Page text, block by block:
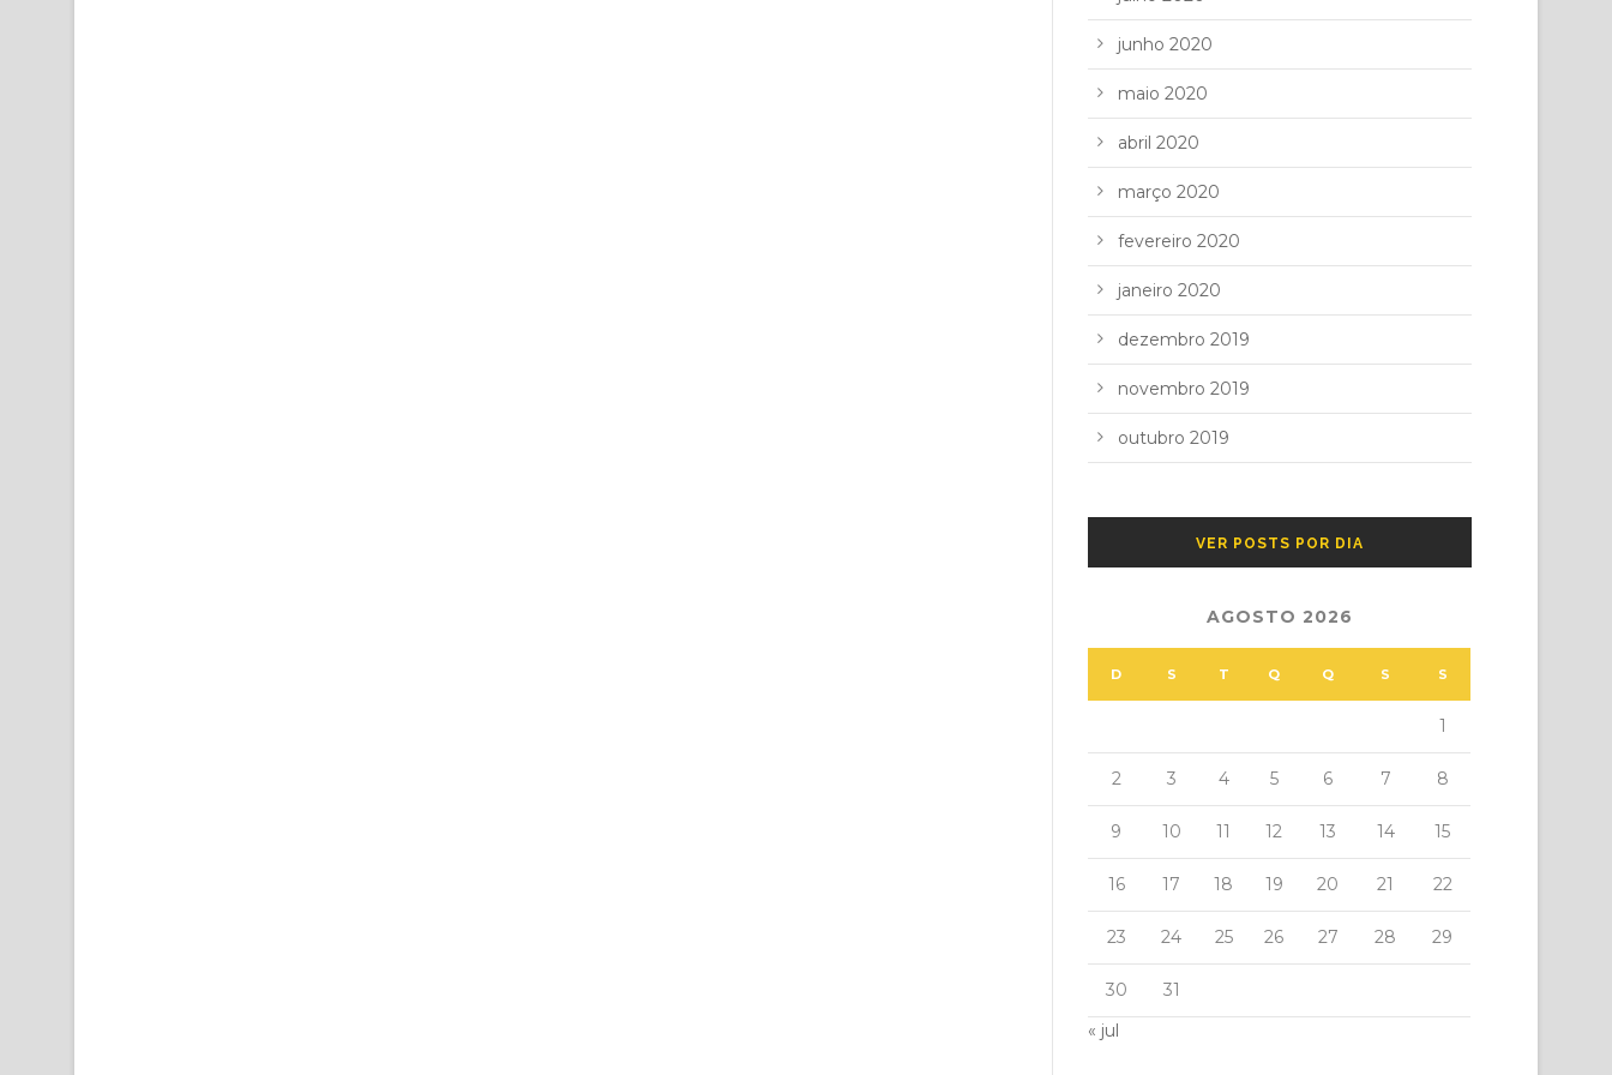
junho 2020
maio 2020
abril 2020
março 2020
fevereiro 2020
janeiro 2020
dezembro 2019
novembro 2019
outubro 2019
VER POSTS POR DIA
AGOSTO 2026
D S T Q Q S S
1
2 3 4 5 6 7 8
9 10 11 12 13 14 15
16 17 18 19 20 21 22
23 24 25 26 27 28 29
30
31
« jul